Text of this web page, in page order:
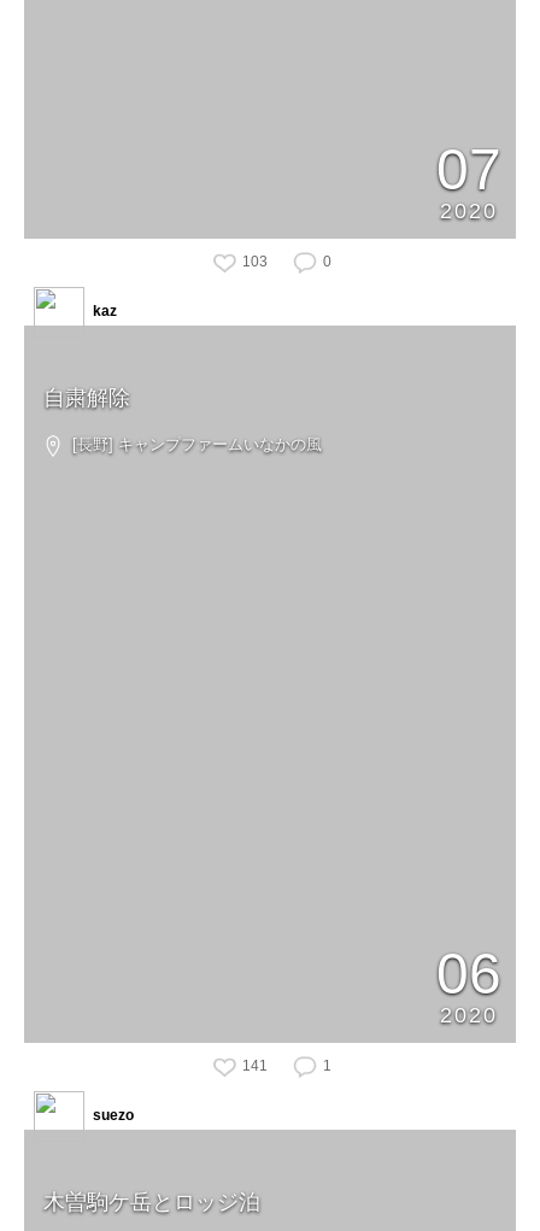
07
2020
103 0
自粛解除
[長野] キャンプファームいなかの風
06
2020
kaz
141 1
木曽駒ケ岳とロッジ泊
suezo